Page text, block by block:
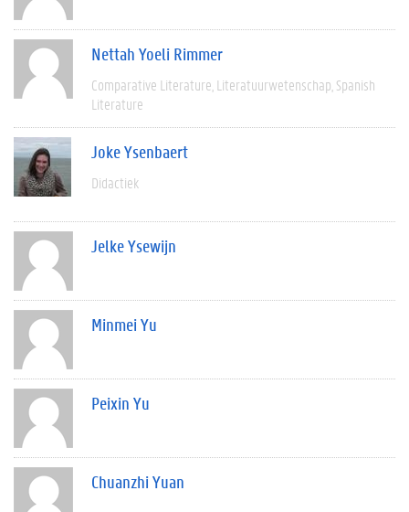
Nettah Yoeli Rimmer
Comparative Literature Literatuurwetenschap Spanish
Literature
Joke Ysenbaert
Didactiek
Jelke Ysewijn
Minmei Yu
Peixin Yu
Chuanzhi Yuan